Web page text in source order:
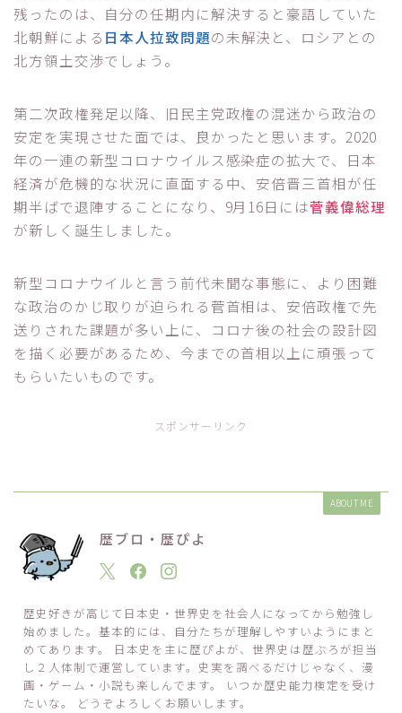
残ったのは、自分の任期内に解決すると豪語していた
北朝鮮による 日本人拉致問題の未解決と、ロシアとの
北方領土交渉でしょう。
第二次政権発足以降、旧民主党政権の混迷から政治の
安定を実現させた面では、良かったと思います。2020
年の一連の新型コロナウイルス感染症の拡大で、日本
経済が危機的な状況に直面する中、安倍晋三首相が任
期半ばで退陣することになり、9月16日には菅義偉総理
が新しく誕生しました。
新型コロナウイルと言う前代未聞な事態に、より困難
な政治のかじ取りが迫られる菅首相は、安倍政権で先
送りされた課題が多い上に、コロナ後の社会の設計図
を描く必要があるため、今までの首相以上に頑張って
もらいたいものです。
スポンサーリンク
ABOUT ME
歴ブロ・歴ぴよ
歴史好きが高じて日本史・世界史を社会人になってから勉強し
始めました。基本的には、自分たちが理解しやすいようにまと
めてあります。 日本史を主に歴ぴよが、世界史は歴ぶろが担当
し２人体制で運営しています。史実を調べるだけじゃなく、漫
画・ゲーム・小説も楽しんでます。 いつか歴史能力検定を受け
たいな。 どうぞよろしくお願いします。